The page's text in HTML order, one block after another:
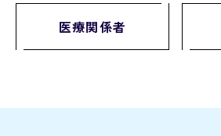
医療関係者